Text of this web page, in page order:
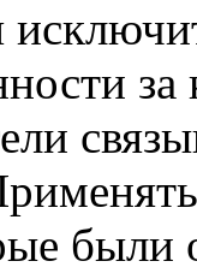
были